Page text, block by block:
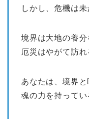
しかし、危機は未
境界は大地の養
厄災はやがて訪れ
あなたは、境界
魂の力を持ってい